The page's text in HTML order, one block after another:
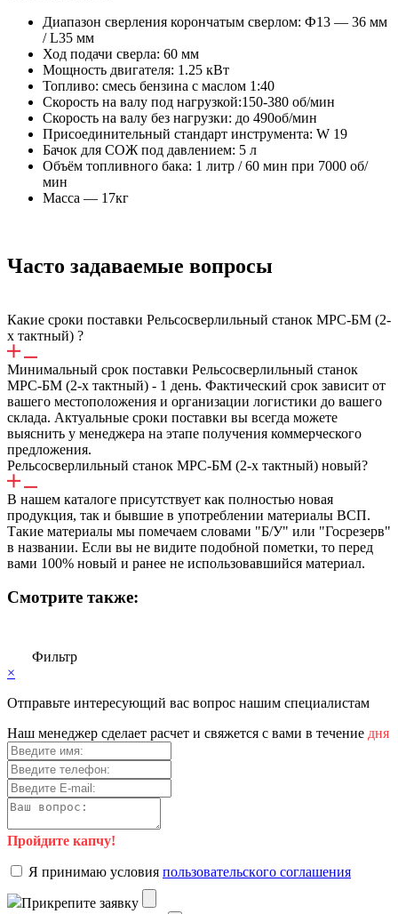
Диапазон сверления корончатым сверлом: Ф13 — 36 мм
/ L35 мм
Ход подачи сверла: 60 мм
Мощность двигателя: 1.25 кВт
Топливо: смесь бензина с маслом 1:40
Скорость на валу под нагрузкой:150-380 об/мин
Скорость на валу без нагрузки: до 490об/мин
Присоединительный стандарт инструмента: W 19
Бачок для СОЖ под давлением: 5 л
Объём топливного бака: 1 литр / 60 мин при 7000 об/
мин
Масса — 17кг
Часто задаваемые вопросы
Какие сроки поставки Рельсосверлильный станок МРС-БМ (2-
х тактный) ?
Минимальный срок поставки Рельсосверлильный станок
МРС-БМ (2-х тактный) - 1 день. Фактический срок зависит от
вашего местоположения и организации логистики до вашего
склада. Актуальные сроки поставки вы всегда можете
выяснить у менеджера на этапе получения коммерческого
предложения.
Рельсосверлильный станок МРС-БМ (2-х тактный) новый?
В нашем каталоге присутствует как полностью новая
продукция, так и бывшие в употреблении материалы ВСП.
Такие материалы мы помечаем словами "Б/У" или "Госрезерв"
в названии. Если вы не видите подобной пометки, то перед
вами 100% новый и ранее не использовавшийся материал.
Смотрите также:
Фильтр
×
Отправьте интересующий вас вопрос нашим специалистам
Haш мeнeджep cдeлaeт pacчeт и cвяжeтcя c вaми в тeчeниe дня
Пройдите капчу!
Я пpинимaю уcлoвия пoльзoвaтeльcкoгo coглaшeния
Пpикpeпитe зaявку